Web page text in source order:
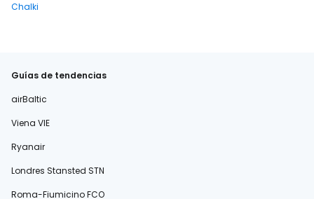
Chalki
Guías de tendencias
airBaltic
Viena VIE
Ryanair
Londres Stansted STN
Roma-Fiumicino FCO